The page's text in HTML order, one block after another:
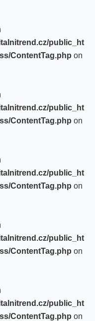
public_ht
ContentTag.php on
public_ht
ContentTag.php on
public_ht
ContentTag.php on
public_ht
ContentTag.php on
public_ht
ContentTag.php on